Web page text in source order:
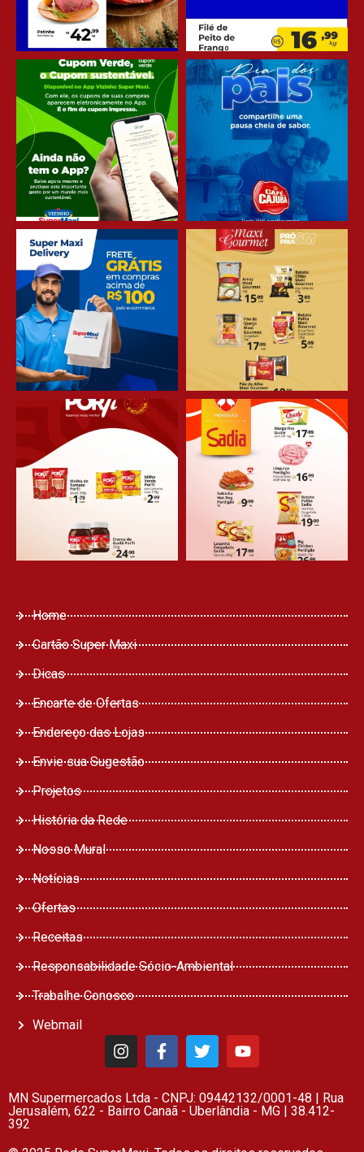
Home
Cartão Super Maxi
Dicas
Encarte de Ofertas
Endereço das Lojas
Envie sua Sugestão
Projetos
História da Rede
Nosso Mural
Notícias
Ofertas
Receitas
Responsabilidade Sócio-Ambiental
Trabalhe Conosco
Webmail
MN Supermercados Ltda - CNPJ: 09442132/0001-48 | Rua
Jerusalém, 622 - Bairro Canaã - Uberlândia - MG | 38.412-
392